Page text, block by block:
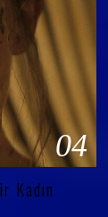
04
Kadın